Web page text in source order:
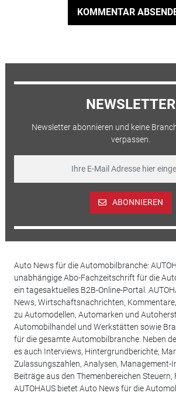
KOMMENTAR
NEWSLETTER
Newsletter abonnieren und keine
verpassen.
ABONNIEREN
Auto News für die Automobilbranche:
unabhängige Abo-Fachzeitschrift für die
ein tagesaktuelles B2B-Online-Portal.
News, Wirtschaftsnachrichten,
zu Automodellen, Automarken und
Automobilhandel und Werkstätten sowie
für die gesamte Automobilbranche. Neben
es auch Interviews, Hintergrundberichte,
Zulassungszahlen, Analysen,
Beiträge aus den Themenbereichen Steuern,
AUTOHAUS bietet Auto News für die